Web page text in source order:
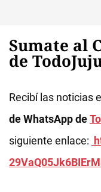
Sumate al
de
Recibí las noticias
de WhatsApp de
siguiente enlace: